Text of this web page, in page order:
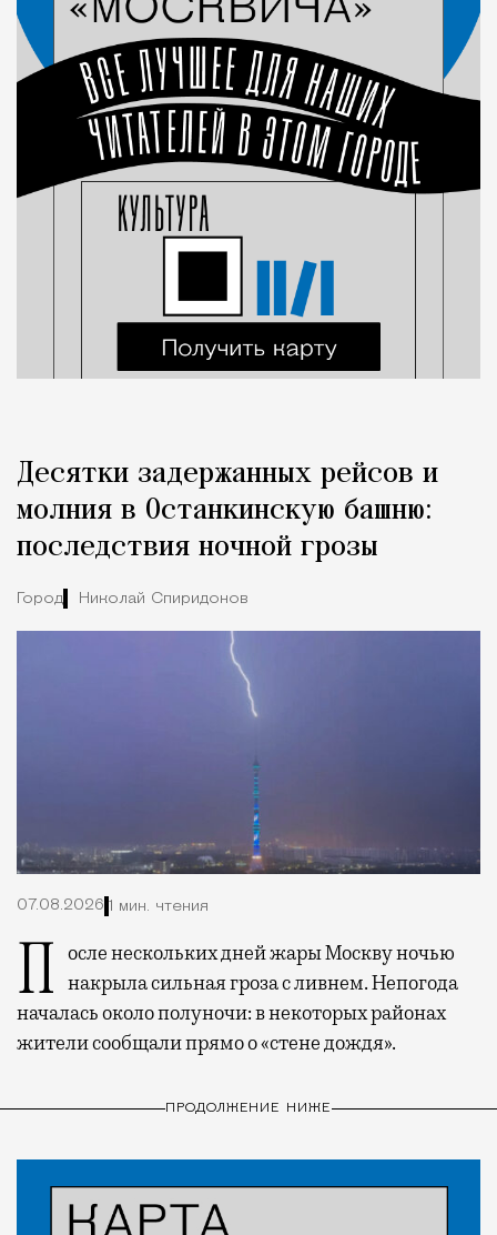
Десятки задержанных рейсов и
молния в Останкинскую башню:
последствия ночной грозы
Город Николай Спиридонов
07.08.2026 1 мин. чтения
После нескольких дней жары Москву ночью накрыла сильная гроза с ливнем. Непогода
началась около полуночи: в некоторых районах
жители сообщали прямо о «стене дождя».
ПРОДОЛЖЕНИЕ НИЖЕ